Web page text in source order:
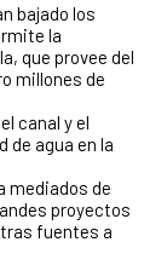
bajado los
la
que provee del
millones de
canal y el
de agua en la
mediados de
proyectos
fuentes a